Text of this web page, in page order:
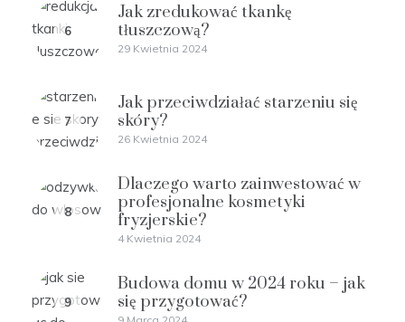
6
Jak zredukować tkankę
tłuszczową?
29 Kwietnia 2024
7
Jak przeciwdziałać starzeniu się
skóry?
26 Kwietnia 2024
8
Dlaczego warto zainwestować w
profesjonalne kosmetyki
fryzjerskie?
4 Kwietnia 2024
9
Budowa domu w 2024 roku – jak
się przygotować?